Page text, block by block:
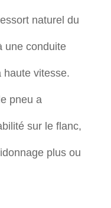
naturel du
une conduite
haute vitesse.
pneu a
sur le flanc,
plus ou